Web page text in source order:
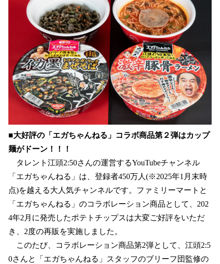
■大好評の「エガちゃんねる」コラボ商品第２弾はカップ
麺がドーン！！！
タレント江頭2:50さんの運営するYouTubeチャンネル
「エガちゃんねる」は、登録者450万人(※2025年1月末時
点)を越える大人気チャンネルです。ファミリーマートと
「エガちゃんねる」のコラボレーション商品として、202
4年2月に発売したポテトチップスは大変ご好評をいただ
き、2度の再販を実施しました。
このたび、コラボレーション商品第2弾として、江頭2:5
0さんと「エガちゃんねる」スタッフのブリーフ団監修の